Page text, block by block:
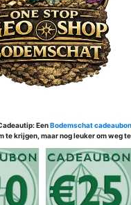
EenBodemschat
te krijgen, maar nog leuker om weg